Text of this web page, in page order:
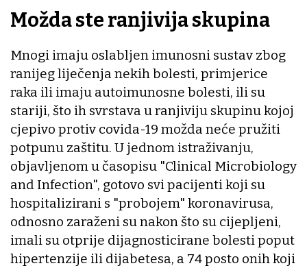
Možda ste ranjivija skupina
Mnogi imaju oslabljen imunosni sustav zbog
ranijeg liječenja nekih bolesti, primjerice
raka ili imaju autoimunosne bolesti, ili su
stariji, što ih svrstava u ranjiviju skupinu kojoj
cjepivo protiv covida-19 možda neće pružiti
potpunu zaštitu. U jednom istraživanju,
objavljenom u časopisu "Clinical Microbiology
and Infection", gotovo svi pacijenti koji su
hospitalizirani s "probojem" koronavirusa,
odnosno zaraženi su nakon što su cijepljeni,
imali su otprije dijagnosticirane bolesti poput
hipertenzije ili dijabetesa, a 74 posto onih koji